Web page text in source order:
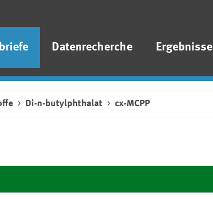
Datenrecherche Ergebnisse
Di-n-butylphthalat cx-MCPP